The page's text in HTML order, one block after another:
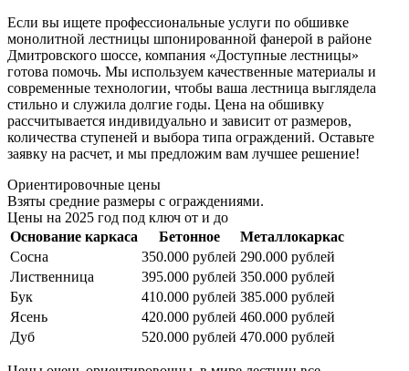
Если вы ищете профессиональные услуги по обшивке
монолитной лестницы шпонированной фанерой в районе
Дмитровского шоссе, компания «Доступные лестницы»
готова помочь. Мы используем качественные материалы и
современные технологии, чтобы ваша лестница выглядела
стильно и служила долгие годы. Цена на обшивку
рассчитывается индивидуально и зависит от размеров,
количества ступеней и выбора типа ограждений. Оставьте
заявку на расчет, и мы предложим вам лучшее решение!
Ориентировочные цены
Взяты средние размеры с ограждениями.
Цены на 2025 год под ключ от и до
Основание каркаса
Бетонное
Металлокаркас
Сосна
350.000 рублей 290.000 рублей
Лиственница
395.000 рублей 350.000 рублей
Бук
410.000 рублей 385.000 рублей
Ясень
420.000 рублей 460.000 рублей
Дуб
520.000 рублей 470.000 рублей